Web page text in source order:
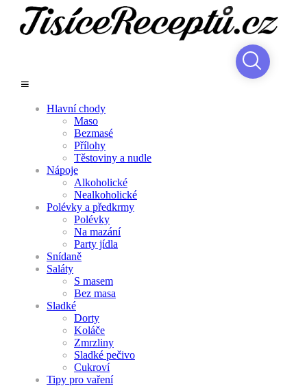
Hlavní chody
Maso
Bezmasé
Přílohy
Těstoviny a nudle
Nápoje
Alkoholické
Nealkoholické
Polévky a předkrmy
Polévky
Na mazání
Party jídla
Snídaně
Saláty
S masem
Bez masa
Sladké
Dorty
Koláče
Zmrzliny
Sladké pečivo
Cukroví
Tipy pro vaření